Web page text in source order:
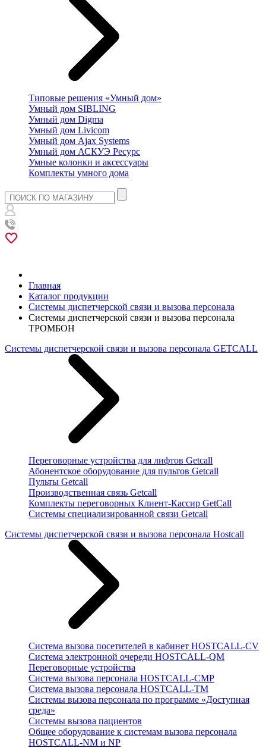
Типовые решения «Умный дом»
Умный дом SIBLING
Умный дом Digma
Умный дом Livicom
Умный дом Ajax Systems
Умный дом АСКУЭ Ресурс
Умные колонки и аксессуары
Комплекты умного дома
Главная
Каталог продукции
Системы диспетчерской связи и вызова персонала
Системы диспетчерской связи и вызова персонала
ТРОМБОН
Системы диспетчерской связи и вызова персонала GETCALL
Переговорные устройства для лифтов Getcall
Абонентское оборудование для пультов Getcall
Пульты Getcall
Производственная связь Getcall
Комплекты переговорных Клиент-Кассир GetCall
Системы специализированной связи Getcall
Системы диспетчерской связи и вызова персонала Hostcall
Cистема вызова посетителей в кабинет HOSTCALL-CV
Система электронной очереди HOSTCALL-QM
Переговорные устройства
Cистема вызова персонала HOSTCALL-CMP
Система вызова персонала HOSTCALL-TM
Системы вызова персонала по программе «Доступная
среда»
Системы вызова пациентов
Общее оборудование к системам вызова персонала
HOSTCALL-NM и NP